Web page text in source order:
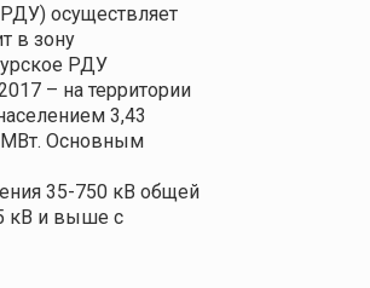
осуществляет
в зону
РДУ
– на территории
3,43
МВт. Основным
35-750 кВ общей
кВ и выше с